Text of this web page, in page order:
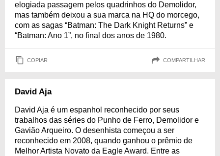
elogiada passagem pelos quadrinhos do Demolidor,
mas também deixou a sua marca na HQ do morcego,
com as sagas “Batman: The Dark Knight Returns” e
“Batman: Ano 1”, no final dos anos de 1980.
COPIAR COMPARTILHAR
David Aja
David Aja é um espanhol reconhecido por seus
trabalhos das séries do Punho de Ferro, Demolidor e
Gavião Arqueiro. O desenhista começou a ser
reconhecido em 2008, quando ganhou o prêmio de
Melhor Artista Novato da Eagle Award. Entre as